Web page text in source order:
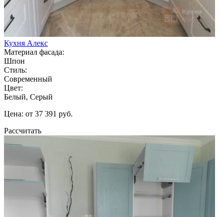
Кухня Алекс
Материал фасада:
Шпон
Стиль:
Современный
Цвет:
Белый, Серый
Цена: от 37 391 руб.
Рассчитать